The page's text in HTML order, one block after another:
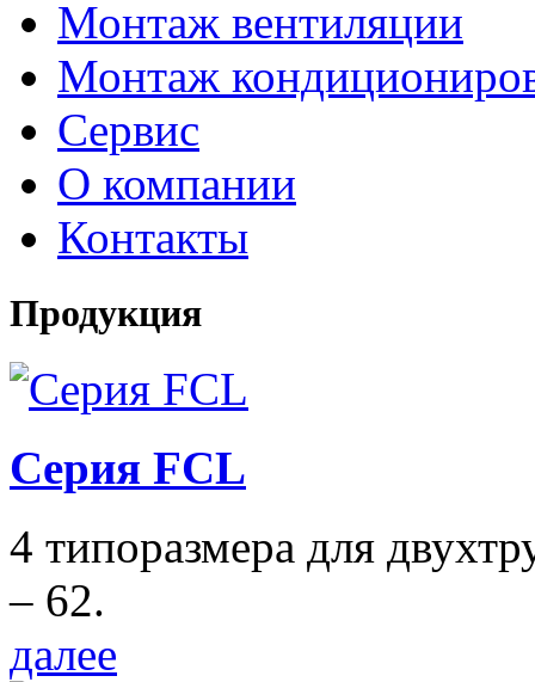
Монтаж вентиляции
Монтаж
Сервис
О компании
Контакты
Продукция
Серия FCL
4 типоразмера для
– 62.
далее